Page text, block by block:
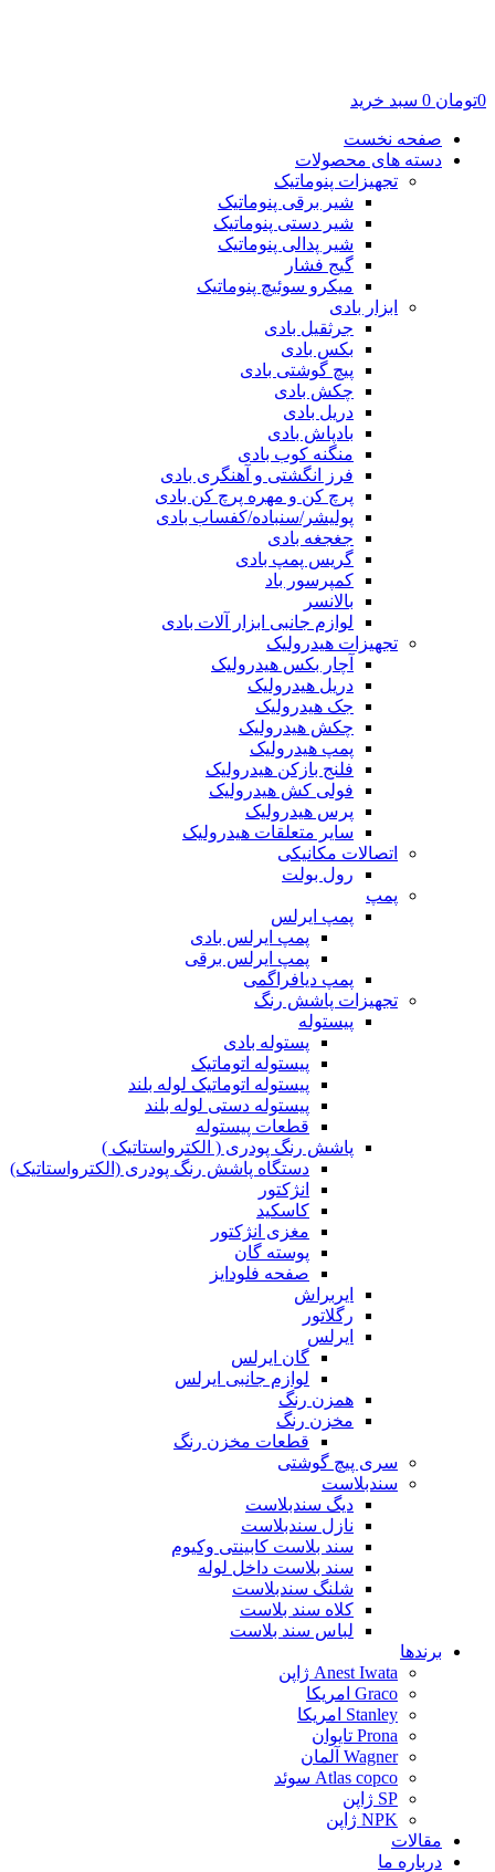
0تومان 0 سبد خرید
صفحه نخست
دسته های محصولات
تجهیزات پنوماتیک
شیر برقی پنوماتیک
شیر دستی پنوماتیک
شیر پدالی پنوماتیک
گیج فشار
میکرو سوئیچ پنوماتیک
ابزار بادی
جرثقیل بادی
بکس بادی
پیچ گوشتی بادی
چکش بادی
دریل بادی
بادپاش بادی
منگنه کوب بادی
فرز انگشتی و آهنگری بادی
پرچ کن و مهره پرچ کن بادی
پولیشر/سنباده/کفساب بادی
جغجغه بادی
گریس پمپ بادی
کمپرسور باد
بالانسر
لوازم جانبی ابزار آلات بادی
تجهیزات هیدرولیک
آچار بکس هیدرولیک
دریل هیدرولیک
جک هیدرولیک
چکش هیدرولیک
پمپ هیدرولیک
فلنج بازکن هیدرولیک
فولی کش هیدرولیک
پرس هیدرولیک
سایر متعلقات هیدرولیک
اتصالات مکانیکی
رول بولت
پمپ
پمپ ایرلس
پمپ ایرلس بادی
پمپ ایرلس برقی
پمپ دیافراگمی
تجهیزات پاشش رنگ
پیستوله
پستوله بادی
پیستوله اتوماتیک
پیستوله اتوماتیک لوله بلند
پیستوله دستی لوله بلند
قطعات پیستوله
پاشش رنگ پودری ( الکترواستاتیک )
دستگاه پاشش رنگ پودری (الکترواستاتیک)
انژکتور
کاسکید
مغزی انژکتور
پوسته گان
صفحه فلودایز
ایربراش
رگلاتور
ایرلس
گان ایرلس
لوازم جانبی ایرلس
همزن رنگ
مخزن رنگ
قطعات مخزن رنگ
سری پیچ گوشتی
سندبلاست
دیگ سندبلاست
نازل سندبلاست
سند بلاست کابینتی وکیوم
سند بلاست داخل لوله
شلنگ سندبلاست
کلاه سند بلاست
لباس سند بلاست
برندها
Anest Iwata ژاپن
Graco امریکا
Stanley امریکا
Prona تایوان
Wagner آلمان
Atlas copco سوئد
SP ژاپن
NPK ژاپن
مقالات
درباره ما